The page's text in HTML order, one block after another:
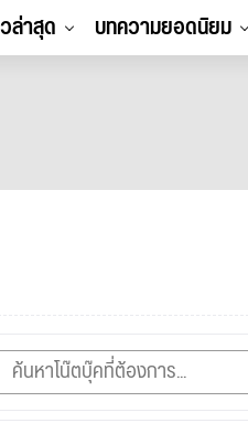
ล่าสุด บทความยอดนิยม